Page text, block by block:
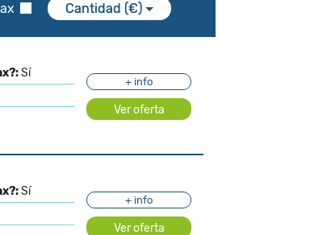
Cantidad (€)
Sí
+ info
Ver oferta
Sí
+ info
Ver oferta